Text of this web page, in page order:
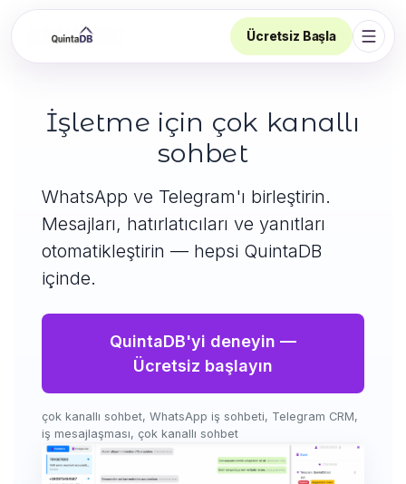
Ücretsiz Başla
İşletme için çok kanallı
sohbet
WhatsApp ve Telegram'ı birleştirin.
Mesajları, hatırlatıcıları ve yanıtları
otomatikleştirin — hepsi QuintaDB
içinde.
QuintaDB'yi deneyin —
Ücretsiz başlayın
çok kanallı sohbet, WhatsApp iş sohbeti, Telegram CRM,
iş mesajlaşması, çok kanallı sohbet